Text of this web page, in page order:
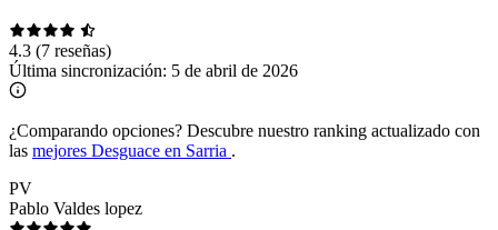
4.3 (7 reseñas)
Última sincronización: 5 de abril de 2026
¿Comparando opciones? Descubre nuestro ranking actualizado con
las mejores Desguace en Sarria .
PV
Pablo Valdes lopez